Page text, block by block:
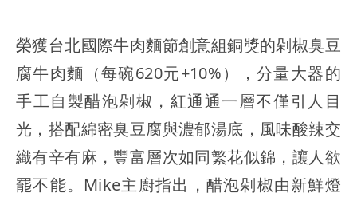
榮獲台北國際牛肉麵節創意組銅獎的剁椒臭豆
腐牛肉麵（每碗620元+10%），分量大器的
手工自製醋泡剁椒，紅通通一層不僅引人目
光，搭配綿密臭豆腐與濃郁湯底，風味酸辣交
織有辛有麻，豐富層次如同繁花似錦，讓人欲
罷不能。Mike主廚指出，醋泡剁椒由新鮮燈